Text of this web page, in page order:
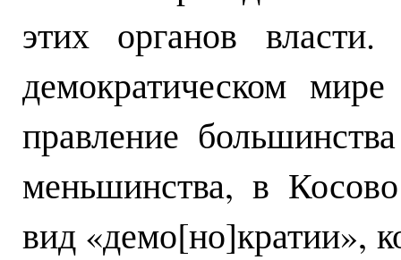
этих органов
демократическом
правление
меньшинства, в
вид «демо[но]кратии»,